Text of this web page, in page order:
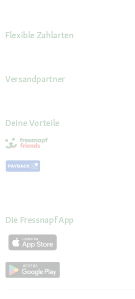
Flexible Zahlarten
Versandpartner
Deine Vorteile
Die Fressnapf App